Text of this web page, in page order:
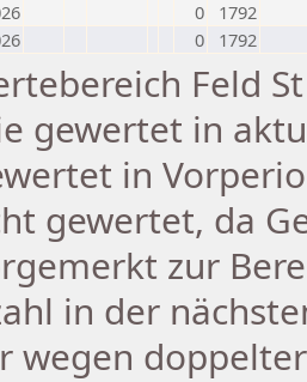
0
1792
0 1792
Feld
gewertet in
in
gewertet, da
zur
in der
wegen